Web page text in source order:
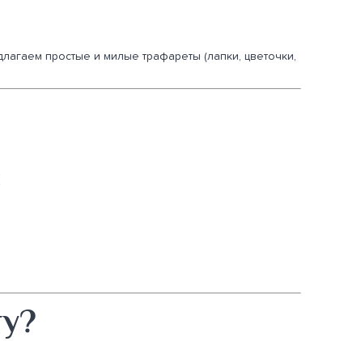
простые и милые трафареты (лапки, цветочки,